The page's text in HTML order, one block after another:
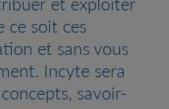
ce soit ces
et sans vous
Incyte sera
savoir-